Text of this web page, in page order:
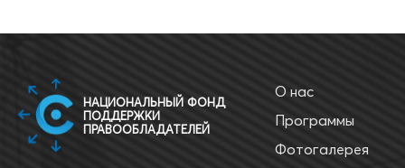
НАЦИОНАЛЬНЫЙ ФОНД
ПОДДЕРЖКИ
ПРАВООБЛАДАТЕЛЕЙ
О нас
Программы
Фотогалерея